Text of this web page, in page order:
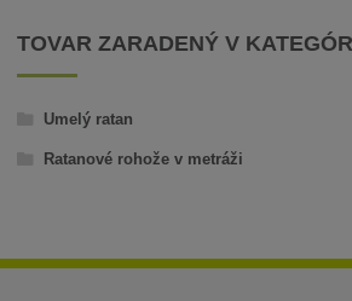
TOVAR ZARADENÝ V
Umelý ratan
Ratanové rohože v metráži